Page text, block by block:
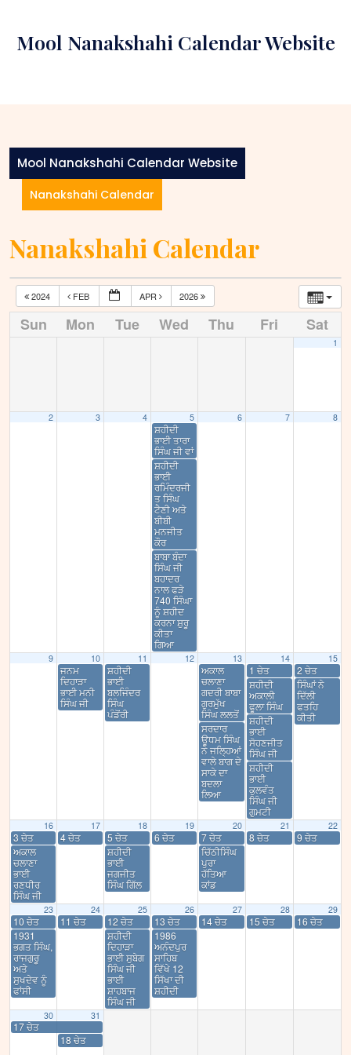
contentMool Nanakshahi Calendar Website
Mool Nanakshahi Calendar Website
Nanakshahi Calendar
Nanakshahi Calendar
2024 FEB APR 2026
Sun Mon Tue Wed Thu Fri Sat
1
2 3 4 5
ਸ਼ਹੀਦੀ
ਭਾਈ ਤਾਰਾ
ਸਿੰਘ ਜੀ ਵਾਂ
ਸ਼ਹੀਦੀ
ਭਾਈ
ਰਮਿੰਦਰਜੀ
ਤ ਸਿੰਘ
ਟੈਣੀ ਅਤੇ
ਬੀਬੀ
ਮਨਜੀਤ
ਕੌਰ
ਬਾਬਾ ਬੰਦਾ
ਸਿੰਘ ਜੀ
ਬਹਾਦਰ
ਨਾਲ ਫੜੇ
740 ਸਿੰਘਾ
ਨੂੰ ਸ਼ਹੀਦ
ਕਰਨਾ ਸ਼ੁਰੂ
ਕੀਤਾ
ਗਿਆ
6 7 8
9 10
ਜਨਮ
ਦਿਹਾੜਾ
ਭਾਈ ਮਨੀ
ਸਿੰਘ ਜੀ
11
ਸ਼ਹੀਦੀ
ਭਾਈ
ਬਲਜਿੰਦਰ
ਸਿੰਘ
ਪੰਡੋਂਰੀ
12 13
ਅਕਾਲ
ਚਲਾਣਾ
ਗਦਰੀ ਬਾਬਾ
ਗੁਰਮੁੱਖ
ਸਿੰਘ ਲਲਤੋਂ
ਸਰਦਾਰ
ਊਧਮ ਸਿੰਘ
ਨੇ ਜਲ੍ਹਿਆਂ
ਵਾਲੇ ਬਾਗ ਦੇ
ਸਾਕੇ ਦਾ
ਬਦਲਾ
ਲਿਆ
14
1 ਚੇਤ
ਸ਼ਹੀਦੀ
ਅਕਾਲੀ
ਫੂਲਾ ਸਿੰਘ
ਸ਼ਹੀਦੀ
ਭਾਈ
ਸੋਹਣਜੀਤ
ਸਿੰਘ ਜੀ
ਸ਼ਹੀਦੀ
ਭਾਈ
ਕੁਲਵੰਤ
ਸਿੰਘ ਜੀ
ਗੁਮਟੀ
15
2 ਚੇਤ
ਸਿੰਘਾਂ ਨੇ
ਦਿੱਲੀ
ਫਤਹਿ
ਕੀਤੀ
16
3 ਚੇਤ
ਅਕਾਲ
ਚਲਾਣਾ
ਭਾਈ
ਰਣਧੀਰ
ਸਿੰਘ ਜੀ
17
4 ਚੇਤ
18
5 ਚੇਤ
ਸ਼ਹੀਦੀ
ਭਾਈ
ਜਗਜੀਤ
ਸਿੰਘ ਗਿੱਲ
19
6 ਚੇਤ
20
7 ਚੇਤ
ਚਿੱਠੀਸਿੰਘ
ਪੁਰਾ
ਹੱਤਿਆ
ਕਾਂਡ
21
8 ਚੇਤ
22
9 ਚੇਤ
23
10 ਚੇਤ
1931
ਭਗਤ ਸਿੰਘ,
ਰਾਜਗੁਰੂ
ਅਤੇ
ਸੁਖਦੇਵ ਨੂੰ
ਫਾਂਸੀ
24
11 ਚੇਤ
25
12 ਚੇਤ
ਸ਼ਹੀਦੀ
ਦਿਹਾੜਾ
ਭਾਈ ਸੁਬੇਗ
ਸਿੰਘ ਜੀ
ਭਾਈ
ਸ਼ਾਹਬਾਜ
ਸਿੰਘ ਜੀ
26
13 ਚੇਤ
1986
ਅਨੰਦਪੁਰ
ਸਾਹਿਬ
ਵਿੱਖੇ 12
ਸਿੱਖਾ ਦੀ
ਸ਼ਹੀਦੀ
27
14 ਚੇਤ
28
15 ਚੇਤ
29
16 ਚੇਤ
30
17 ਚੇਤ
31
18 ਚੇਤ